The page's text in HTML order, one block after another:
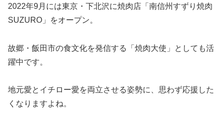
2022年9月には東京・下北沢に焼肉店「南信州すずり焼肉
SUZURO」をオープン。
故郷・飯田市の食文化を発信する「焼肉大使」としても活
躍中です。
地元愛とイチロー愛を両立させる姿勢に、思わず応援した
くなりますよね。